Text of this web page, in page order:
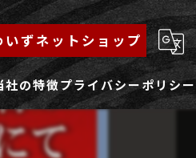
いずネットショップ
社の特徴
もんじゃ
プライバシーポリシー